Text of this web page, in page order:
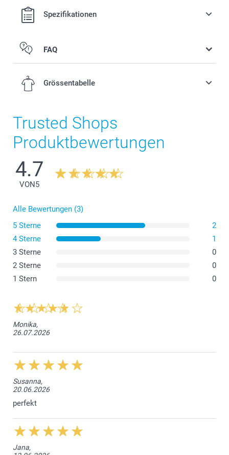
Spezifikationen
FAQ
Auf links waschen bei 40 °C
Druck bügeln
So bleibt Ihr Design jahrelang 'frisch'
Grössentabelle
49,5 cm
19 cm
Trusted Shops
Produktbewertungen
4.7
VON5
Alle Bewertungen (3)
5 Sterne
2
4 Sterne
1
3 Sterne
0
2 Sterne
0
1 Stern
0
Monika,
26.07.2026
Susanna,
20.06.2026
perfekt
Jana,